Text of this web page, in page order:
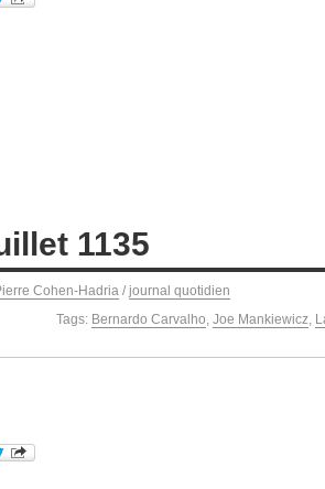
1135
Cohen-Hadria / journal quotidien
Tags: Bernardo Carvalho, Joe Mankiewicz,